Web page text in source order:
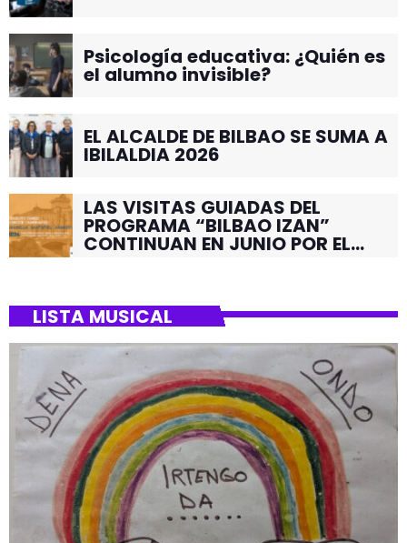
Psicología educativa: ¿Quién es
el alumno invisible?
EL ALCALDE DE BILBAO SE SUMA A
IBILALDIA 2026
LAS VISITAS GUIADAS DEL
PROGRAMA “BILBAO IZAN”
CONTINUAN EN JUNIO POR EL
LISTA MUSICAL